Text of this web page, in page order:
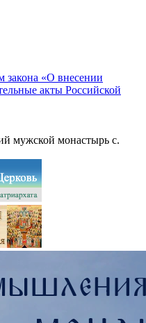
закона «О внесении
акты Российской
мужской монастырь с.